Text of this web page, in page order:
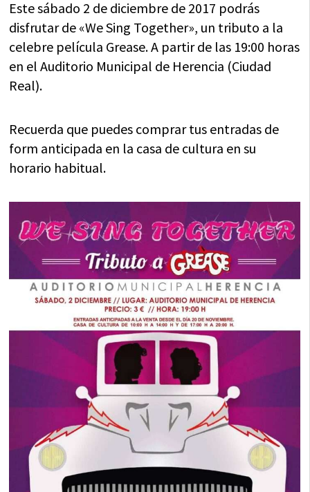
Este sábado 2 de diciembre de 2017 podrás
disfrutar de «We Sing Together», un tributo a la
celebre película Grease. A partir de las 19:00 horas
en el Auditorio Municipal de Herencia (Ciudad
Real).
Recuerda que puedes comprar tus entradas de
form anticipada en la casa de cultura en su
horario habitual.